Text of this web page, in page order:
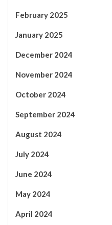
February 2025
January 2025
December 2024
November 2024
October 2024
September 2024
August 2024
July 2024
June 2024
May 2024
April 2024